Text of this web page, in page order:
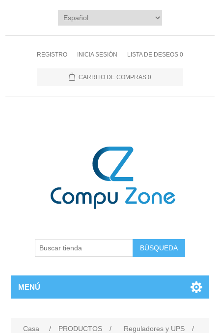
REGISTRO INICIA SESIÓN LISTA DE DESEOS 0
CARRITO DE COMPRAS 0
BÚSQUEDA
MENÚ
Casa / PRODUCTOS / Reguladores y UPS
/